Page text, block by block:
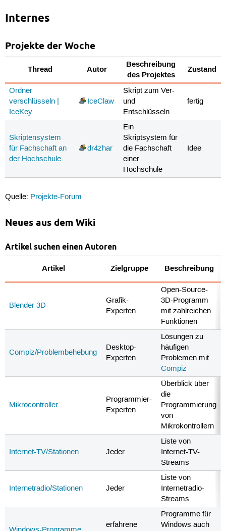
Internes
Projekte der Woche
Thread Autor
Beschreibung
des Projektes
Zustand
Ordner
verschlüsseln |
IceKey
IceClaw
Skript zum Ver-
und
Entschlüsseln
fertig
Skriptensystem
für Fachschaft an
der Hochschule
dr4zhar
Ein
Skriptsystem für
die Fachschaft
einer
Hochschule
Idee
Quelle: Projekte-Forum
Neues aus dem Wiki
Artikel suchen einen Autoren
Artikel Zielgruppe Beschreibung
Blender 3D
Grafik-
Experten
Open-Source-
3D-Programm
mit zahlreichen
Funktionen
Compiz/Problembehebung
Desktop-
Experten
Lösungen zu
häufigen
Problemen mit
Compiz
Mikrocontroller
Programmier-
Experten
Überblick über
die
Programmierung
von
Mikrokontrollern
Internet-TV/Stationen Jeder
Liste von
Internet-TV-
Streams
Internetradio/Stationen Jeder
Liste von
Internetradio-
Streams
erfahrene
Programme für
Windows auch